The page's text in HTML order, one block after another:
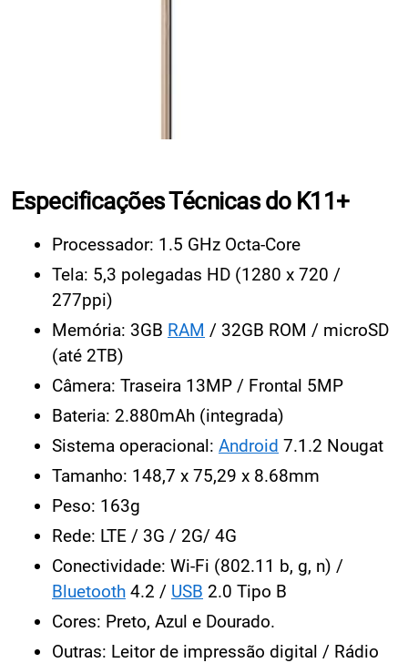
Especificações Técnicas do K11+
Processador: 1.5 GHz Octa-Core
Tela: 5,3 polegadas HD (1280 x 720 /
277ppi)
Memória: 3GB RAM / 32GB ROM / microSD
(até 2TB)
Câmera: Traseira 13MP / Frontal 5MP
Bateria: 2.880mAh (integrada)
Sistema operacional: Android 7.1.2 Nougat
Tamanho: 148,7 x 75,29 x 8.68mm
Peso: 163g
Rede: LTE / 3G / 2G/ 4G
Conectividade: Wi-Fi (802.11 b, g, n) /
Bluetooth 4.2 / USB 2.0 Tipo B
Cores: Preto, Azul e Dourado.
Outras: Leitor de impressão digital / Rádio